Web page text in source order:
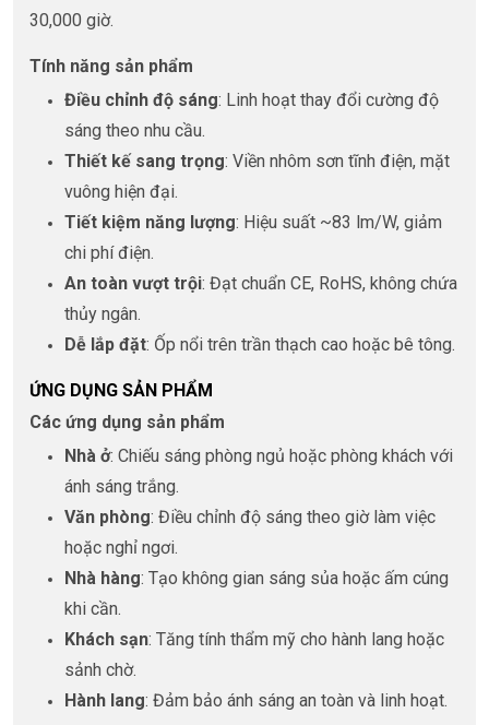
30,000 giờ.
Tính năng sản phẩm
Điều chỉnh độ sáng: Linh hoạt thay đổi cường độ
sáng theo nhu cầu.
Thiết kế sang trọng: Viền nhôm sơn tĩnh điện, mặt
vuông hiện đại.
Tiết kiệm năng lượng: Hiệu suất ~83 lm/W, giảm
chi phí điện.
An toàn vượt trội: Đạt chuẩn CE, RoHS, không chứa
thủy ngân.
Dễ lắp đặt: Ốp nổi trên trần thạch cao hoặc bê tông.
ỨNG DỤNG SẢN PHẨM
Các ứng dụng sản phẩm
Nhà ở: Chiếu sáng phòng ngủ hoặc phòng khách với
ánh sáng trắng.
Văn phòng: Điều chỉnh độ sáng theo giờ làm việc
hoặc nghỉ ngơi.
Nhà hàng: Tạo không gian sáng sủa hoặc ấm cúng
khi cần.
Khách sạn: Tăng tính thẩm mỹ cho hành lang hoặc
sảnh chờ.
Hành lang: Đảm bảo ánh sáng an toàn và linh hoạt.